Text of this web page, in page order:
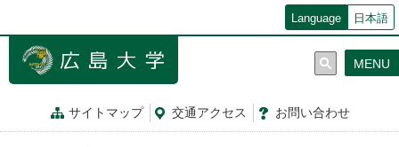
ン
Language 日本語
サイトマップ 交通アクセス お問い合わせ
MENU